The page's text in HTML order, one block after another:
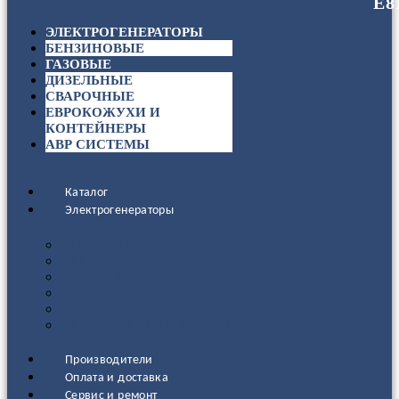
ЭЛЕКТРОГЕНЕРАТОРЫ
БЕНЗИНОВЫЕ
ГАЗОВЫЕ
ДИЗЕЛЬНЫЕ
СВАРОЧНЫЕ
ЕВРОКОЖУХИ И
КОНТЕЙНЕРЫ
АВР СИСТЕМЫ
Каталог
Электрогенераторы
Производители
Оплата и доставка
Сервис и ремонт